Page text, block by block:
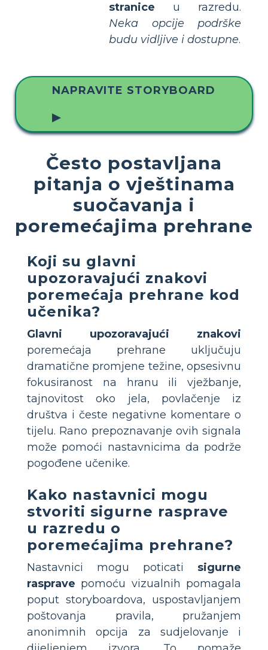
stranice u razredu.
Neka opcije podrške
budu vidljive i dostupne.
NAPRAVITE STORYBOARD
▶
Često postavljana
pitanja o vještinama
suočavanja i
poremećajima prehrane
Koji su glavni
upozoravajući znakovi
poremećaja prehrane kod
učenika?
Glavni upozoravajući znakovi
poremećaja prehrane uključuju
dramatične promjene težine, opsesivnu
fokusiranost na hranu ili vježbanje,
tajnovitost oko jela, povlačenje iz
društva i česte negativne komentare o
tijelu. Rano prepoznavanje ovih signala
može pomoći nastavnicima da podrže
pogođene učenike.
Kako nastavnici mogu
stvoriti sigurne rasprave
u razredu o
poremećajima prehrane?
Nastavnici mogu poticati sigurne
rasprave pomoću vizualnih pomagala
poput storyboardova, uspostavljanjem
poštovanja pravila, pružanjem
anonimnih opcija za sudjelovanje i